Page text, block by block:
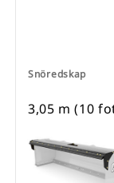
Snöredskap
3,05 m (10